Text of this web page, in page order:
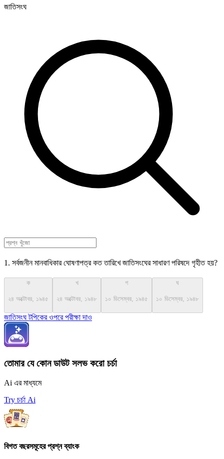
জাতিসংঘ
1. সর্বজনীন মানবাধিকার ঘোষণাপত্র কত তারিখে জাতিসংঘের সাধারণ পরিষদে গৃহীত হয়?
ক
২৪ অক্টোবর, ১৯৪৫
খ
২৪ অক্টোবর, ১৯৪৮
গ
১০ ডিসেম্বর, ১৯৪৫
ঘ
১০ ডিসেম্বর, ১৯৪৮
জাতিসংঘ টপিকের ওপরে পরীক্ষা দাও
তোমার যে কোন ডাউট সলভ করো চর্চা
Ai এর মাধ্যমে
Try চর্চা Ai
বিগত বছরসমূহের প্রশ্ন ব্যাংক